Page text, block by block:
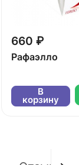
660 ₽
Рафаэлло
В
корзину